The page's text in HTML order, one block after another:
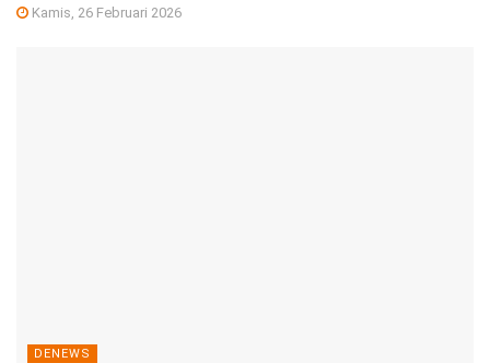
Kamis, 26 Februari 2026
DENEWS